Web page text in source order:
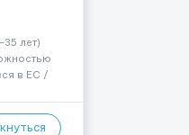
лет)
в ЕС /